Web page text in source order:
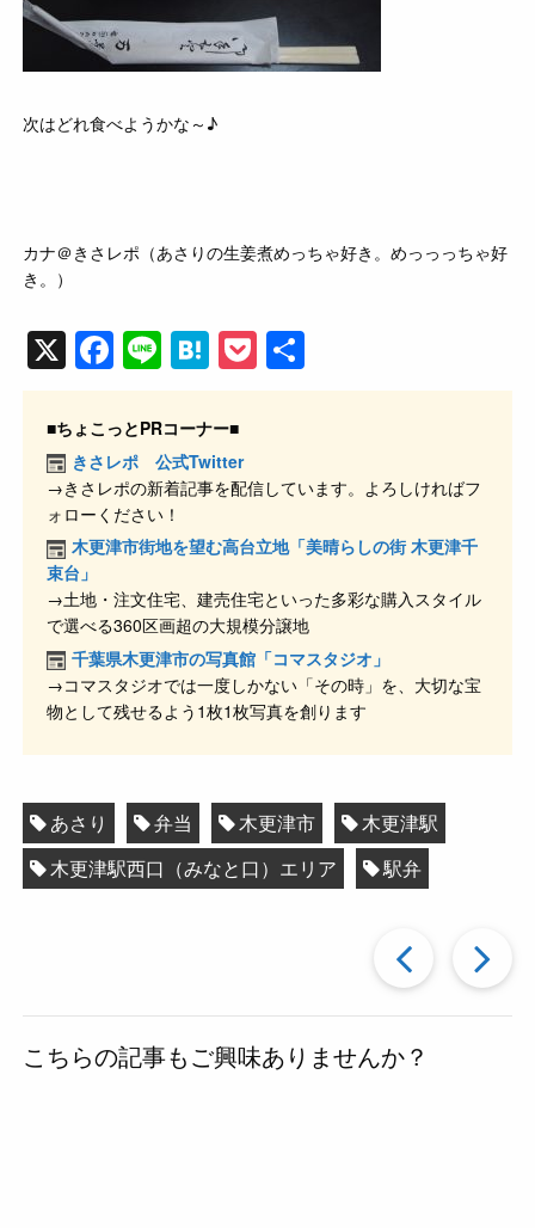
次はどれ食べようかな～♪
カナ＠きさレポ（あさりの生姜煮めっちゃ好き。めっっっちゃ好
き。）
X F
a
c
e
b
o
o
k
Li
n
e
H
at
e
n
a
P
o 有
■ちょこっとPRコーナー■
きさレポ 公式Twitter
→きさレポの新着記事を配信しています。よろしければフ
ォローください！
木更津市街地を望む高台立地「美晴らしの街 木更津千
束台」
→土地・注文住宅、建売住宅といった多彩な購入スタイル
で選べる360区画超の大規模分譲地
千葉県木更津市の写真館「コマスタジオ」
→コマスタジオでは一度しかない「その時」を、大切な宝
物として残せるよう1枚1枚写真を創ります
あさり 弁当 木更津市
木更津駅
木更津駅西口（みなと口）エリア
駅弁
過
去
こちらの記事もご興味ありませんか？